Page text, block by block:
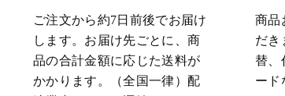
ご注文から約7日前後でお届け
します。お届け先ごとに、商
品の合計金額に応じた送料が
かかります。（全国一律）配
商品
だき
替、
ード